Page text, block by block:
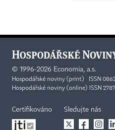
© 1996-2026 Economia, a.s.
Hospodářské noviny (print) ISSN
Hospodářské noviny (online) ISSN
Certifikováno Sledujte nás